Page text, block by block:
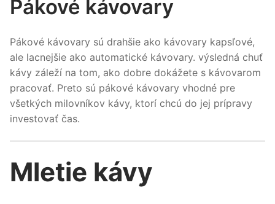
Pákové kávovary
Pákové kávovary sú drahšie ako kávovary kapsľové,
ale lacnejšie ako automatické kávovary. výsledná chuť
kávy záleží na tom, ako dobre dokážete s kávovarom
pracovať. Preto sú pákové kávovary vhodné pre
všetkých milovníkov kávy, ktorí chcú do jej prípravy
investovať čas.
Mletie kávy